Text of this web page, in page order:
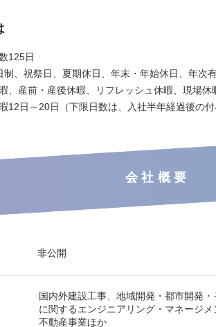
125日
制、祝祭日、夏期休日、年末・年始休日、年次
、産前・産後休暇、リフレッシュ休暇、現場休
12日～20日（下限日数は、入社半年経過後の付
会社概要
非公開
国内外建設工事、地域開発・都市開発
に関するエンジニアリング・マネージ
不動産事業ほか